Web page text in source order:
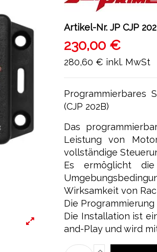
Artikel-Nr. JP CJP
230,00 €
280,60 € inkl. MwSt
Programmierbares
(CJP 202B)
Das
Leistung von
vollständige
Es ermöglicht
Wirksamkeit von
Die
Die Installation ist
and-Play und wird